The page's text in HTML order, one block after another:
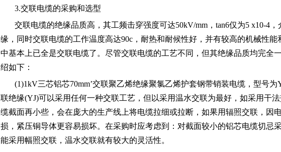
3.交联电缆的采购和选型
交联电缆的绝缘品质高，其工频击穿强度可达50kV/mm，tan6仅为5 x10-4
缘，同时交联电缆的工作温度高达90c，耐热和耐候性好，并有较高的机械性
中基本上已全是交联电缆了。尽管交联电缆的工艺不同，但其绝缘品质均完全
绍如下：
(1)1kV三芯铝芯70mm’交联聚乙烯绝缘聚氯乙烯护套钢带销装电缆，型号
联绝缘(YJ)可以采用任何一种交联工艺，但以采用温水交联为最好，如采用干
缆截面再小些，会在庞大的生产线上将电缆拉细或拉断，如果用辐照交联，因
损，紧压铜导体更容易损坏。在采购时应考虑到：对截面较小的铝芯电缆切忌
能采用幅照交联，温水交联就有较大的灵活性。